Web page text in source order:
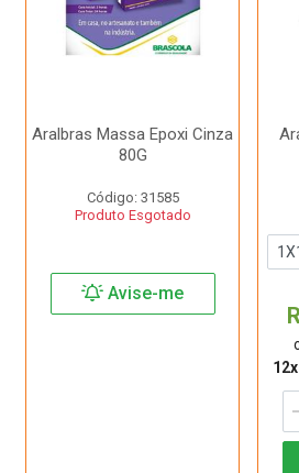
Aralbras Massa Epoxi Cinza
80G
Código: 31585
Produto Esgotado
Avise-me